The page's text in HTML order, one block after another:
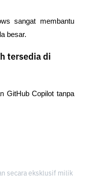
sangat membantu
besar.
tersedia di
GitHub Copilot tanpa
secara eksklusif milik